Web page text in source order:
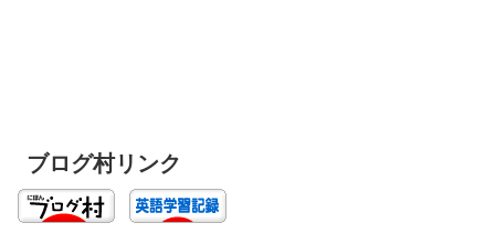
ブログ村リンク